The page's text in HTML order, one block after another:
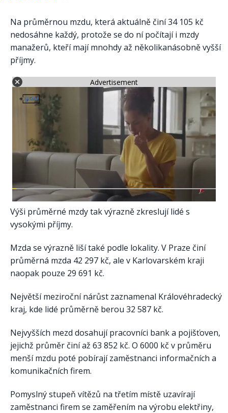
Na průměrnou mzdu, která aktuálně činí 34 105 kč
nedosáhne každý, protože se do ní počítají i mzdy
manažerů, kteří mají mnohdy až několikanásobně vyšší
příjmy.
Advertisement
Výši průměrné mzdy tak výrazně zkreslují lidé s
vysokými příjmy.
Mzda se výrazně liší také podle lokality. V Praze činí
průměrná mzda 42 297 kč, ale v Karlovarském kraji
naopak pouze 29 691 kč.
Největší meziroční nárůst zaznamenal Královéhradecký
kraj, kde lidé průměrně berou 32 587 kč.
Nejvyšších mezd dosahují pracovníci bank a pojišťoven,
jejichž průměr činí až 63 852 kč. O 6000 kč v průměru
menší mzdu poté pobírají zaměstnanci informačních a
komunikačních firem.
Pomyslný stupeň vítězů na třetím místě uzavírají
zaměstnanci firem se zaměřením na výrobu elektřiny,